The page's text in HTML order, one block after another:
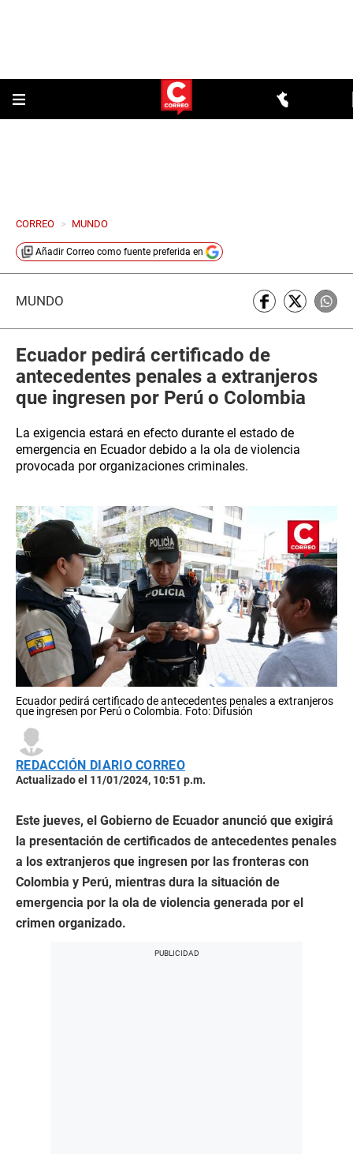
CORREO > MUNDO
Añadir Correo como fuente preferida en
MUNDO
Ecuador pedirá certificado de
antecedentes penales a extranjeros
que ingresen por Perú o Colombia
La exigencia estará en efecto durante el estado de
emergencia en Ecuador debido a la ola de violencia
provocada por organizaciones criminales.
Ecuador pedirá certificado de antecedentes penales a extranjeros
que ingresen por Perú o Colombia. Foto: Difusión
REDACCIÓN DIARIO CORREO
Actualizado el 11/01/2024, 10:51 p.m.
Este jueves, el Gobierno de Ecuador anunció que exigirá
la presentación de certificados de antecedentes penales
a los extranjeros que ingresen por las fronteras con
Colombia y Perú, mientras dura la situación de
emergencia por la ola de violencia generada por el
crimen organizado.